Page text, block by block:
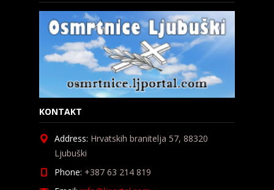
KONTAKT
Address: Hrvatskih branitelja 57, 88320
Ljubuški
Phone: +387 63 214 819